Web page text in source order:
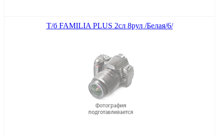
Т/б FAMILIA PLUS 2сл 8рул /Белая/6/